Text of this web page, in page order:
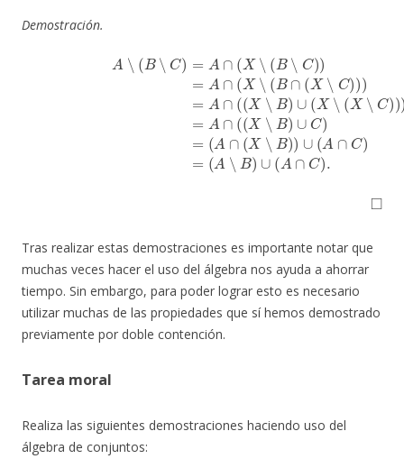
Demostración.
(usando 13)A∖(B∖ C)= X ∖( B∖C )(usando 13)
(usando 16) =A∩ (X∖ ∪( X∖(X∖ C)))(usando 18)
(usando 9)=(A ∩(X ))∪( A∩C (usando 13)
◻
Tras realizar estas demostraciones es importante notar que
muchas veces hacer el uso del álgebra nos ayuda a ahorrar
tiempo. Sin embargo, para poder lograr esto es necesario
utilizar muchas de las propiedades que sí hemos demostrado
previamente por doble contención.
Tarea moral
Realiza las siguientes demostraciones haciendo uso del
álgebra de conjuntos: